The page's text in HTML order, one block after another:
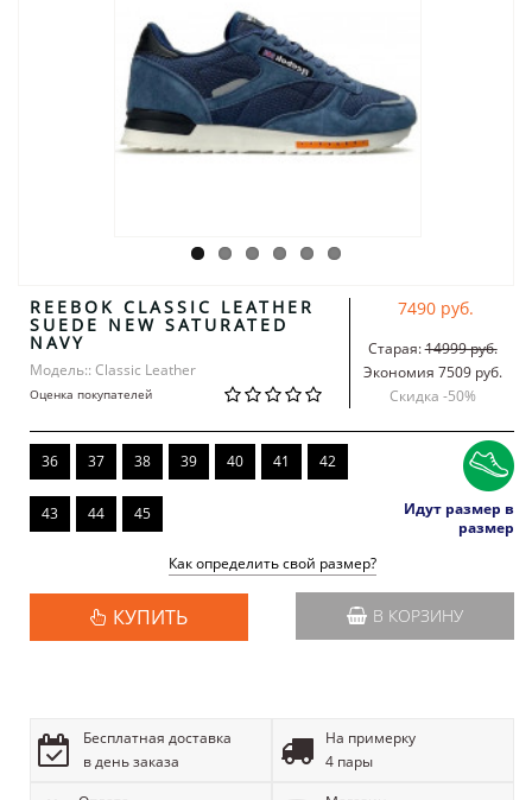
REEBOK CLASSIC LEATHER
SUEDE NEW SATURATED
NAVY
Модель:: Classic Leather
Оценка покупателей
7490 руб.
Старая:14999 руб.
Экономия 7509 руб.
Скидка -50%
36 37 38 39 40 41 42
43 44 45
Идут размер в
размер
Как определить свой размер?
КУПИТЬ В КОРЗИНУ
Бесплатная доставка
в день заказа
На примерку
4 пары